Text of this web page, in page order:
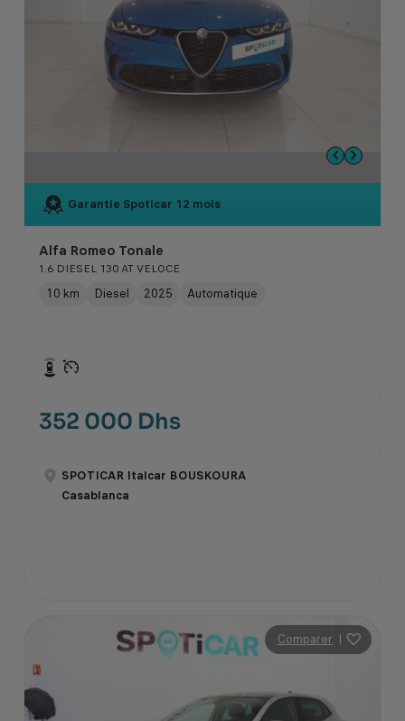
Garantie Spoticar 12 mois
Alfa Romeo Tonale
1.6 DIESEL 130 AT VELOCE
10 km Diesel 2025 Automatique
352 000 Dhs
SPOTICAR Italcar BOUSKOURA
Casablanca
Comparer |